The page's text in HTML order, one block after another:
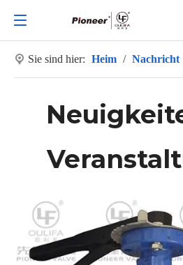
Sie sind hier: Heim / Nachricht